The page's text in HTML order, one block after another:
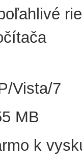
Vista/7
MB
k